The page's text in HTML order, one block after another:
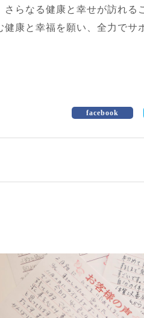
らなる健康と幸せが訪れる
康と幸福を願い、全力でサ
facebook